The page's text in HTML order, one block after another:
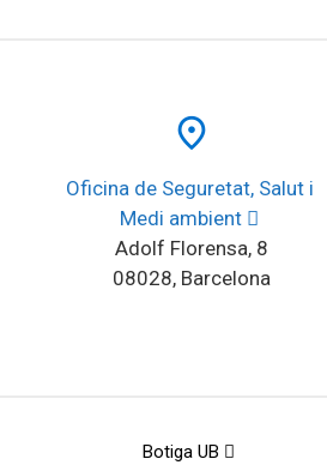
place
Oficina de Seguretat, Salut i
Medi ambient
Adolf Florensa, 8
08028, Barcelona
Botiga UB